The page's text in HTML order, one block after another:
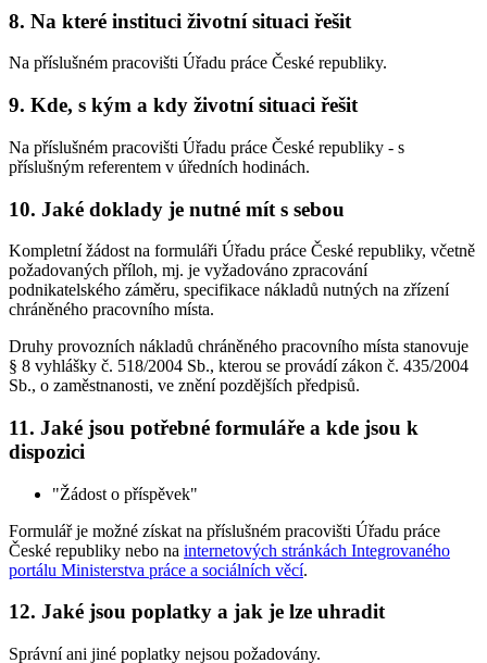
8. Na které instituci životní situaci řešit
Na příslušném pracovišti Úřadu práce České republiky.
9. Kde, s kým a kdy životní situaci řešit
Na příslušném pracovišti Úřadu práce České republiky - s
příslušným referentem v úředních hodinách.
10. Jaké doklady je nutné mít s sebou
Kompletní žádost na formuláři Úřadu práce České republiky, včetně
požadovaných příloh, mj. je vyžadováno zpracování
podnikatelského záměru, specifikace nákladů nutných na zřízení
chráněného pracovního místa.
Druhy provozních nákladů chráněného pracovního místa stanovuje
§ 8 vyhlášky č. 518/2004 Sb., kterou se provádí zákon č. 435/2004
Sb., o zaměstnanosti, ve znění pozdějších předpisů.
11. Jaké jsou potřebné formuláře a kde jsou k
dispozici
"Žádost o příspěvek"
Formulář je možné získat na příslušném pracovišti Úřadu práce
České republiky nebo na internetových stránkách Integrovaného
portálu Ministerstva práce a sociálních věcí.
12. Jaké jsou poplatky a jak je lze uhradit
Správní ani jiné poplatky nejsou požadovány.